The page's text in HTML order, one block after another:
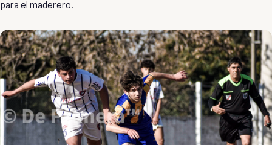
para el maderero.